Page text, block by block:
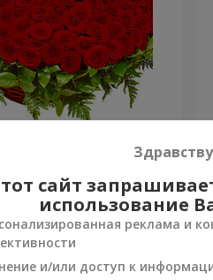
Заказать 2
сайт
использование
реклама и
и/или доступ к